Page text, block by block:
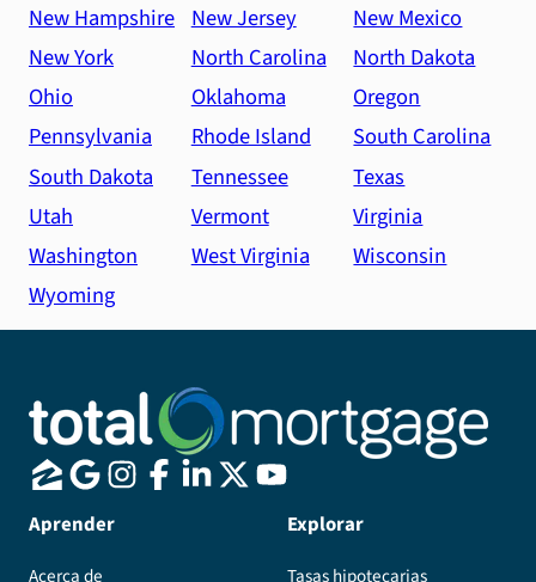
New Hampshire New Jersey
New Mexico
New York
North Carolina
North Dakota
Ohio
Oklahoma
Oregon
Pennsylvania
Rhode Island
South Carolina
South Dakota
Tennessee
Texas
Utah
Vermont
Virginia
Washington
West Virginia
Wisconsin
Wyoming
Aprender
Acerca de
Explorar
Tasas hipotecarias